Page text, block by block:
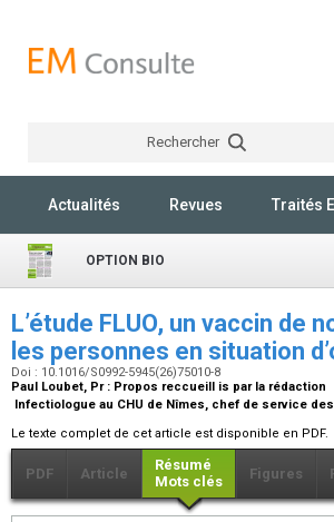
Rechercher
Actualités Revues Traités
OPTION BIO
L’étude FLUO, un vaccin de
les personnes en situation
Doi : 10.1016/S0992-5945(26)75010-8
Paul Loubet, Pr: Propos reccueill is par la rédaction
Infectiologue au CHU de Nîmes, chef de service
Le texte complet de cet article est disponible en PDF.
PDF Article
Résumé
Mots clés
Figures